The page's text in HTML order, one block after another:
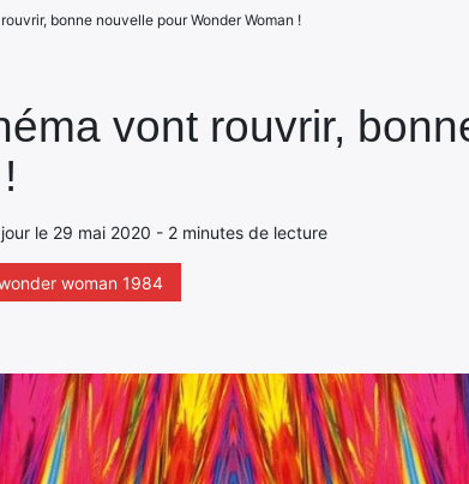
vont rouvrir,
le 29 mai 2020 - 2 minutes de lecture
woman 1984
bonne nouvelle pour Wonder Woman !